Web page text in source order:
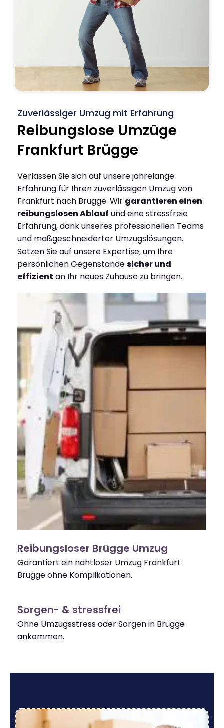
Zuverlässiger Umzug mit Erfahrung
Reibungslose Umzüge
Frankfurt Brügge
Verlassen Sie sich auf unsere jahrelange
Erfahrung für Ihren zuverlässigen Umzug von
Frankfurt nach Brügge. Wir garantieren einen
reibungslosen Ablauf und eine stressfreie
Erfahrung, dank unseres professionellen Teams
und maßgeschneiderter Umzugslösungen.
Setzen Sie auf unsere Expertise, um Ihre
persönlichen Gegenständesicher und
effizient an Ihr neues Zuhause zu bringen.
Reibungsloser Brügge Umzug
Garantiert ein nahtloser Umzug Frankfurt
Brügge ohne Komplikationen.
Sorgen- & stressfrei
Ohne Umzugsstress oder Sorgen in Brügge
ankommen.